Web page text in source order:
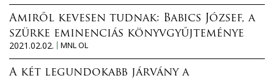
Amiről kevesen tudnak: Babics József, a
szürke eminenciás könyvgyűjteménye
2021.02.02.
MNL OL
A két legundokabb járvány a